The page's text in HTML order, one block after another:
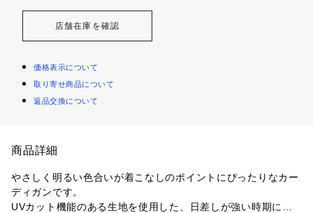
店舗在庫を確認
価格表示について
取り寄せ商品について
返品交換について
商品詳細
やさしく明るい色合いが着こなしのポイントにぴったりなカー
ディガンです。
UVカット機能のある生地を使用した、日差しが強い時期に軽